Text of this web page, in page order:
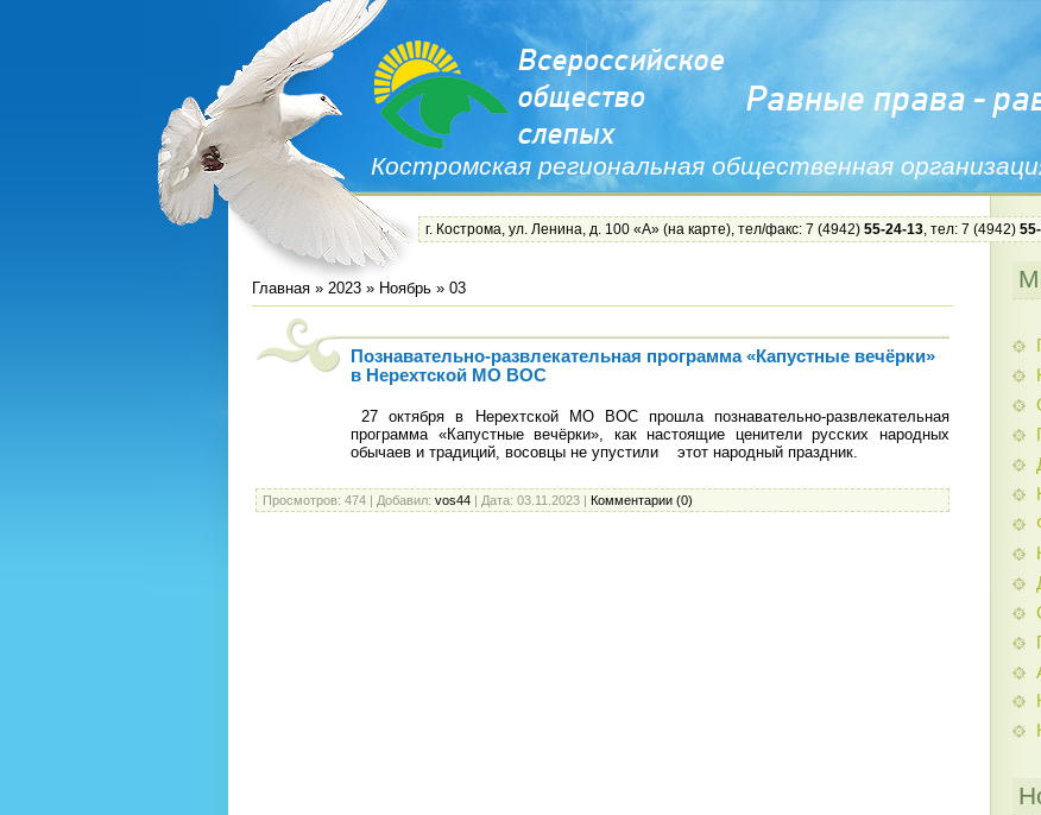
Костромская региональная общественная
г. Кострома, ул. Ленина, д. 100 «А» (на карте), тел/факс: 7 (4942) 55-24-13, тел: 7 (4942)
Главная » 2023 » Ноябрь » 03
Познавательно-развлекательная программа «Капустные вечёрки»
в Нерехтской МО ВОС
27 октября в Нерехтской МО ВОС прошла познавательно-развлекательная
программа «Капустные вечёрки», как настоящие ценители русских народных
обычаев и традиций, восовцы не упустили этот народный праздник.
Просмотров: 474 | Добавил: vos44 | Дата: 03.11.2023 | Комментарии (0)